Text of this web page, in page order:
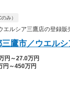
み）
ルシア三鷹店の登録販
鷹市／ウエルシ
円～27.0万円
円～450万円